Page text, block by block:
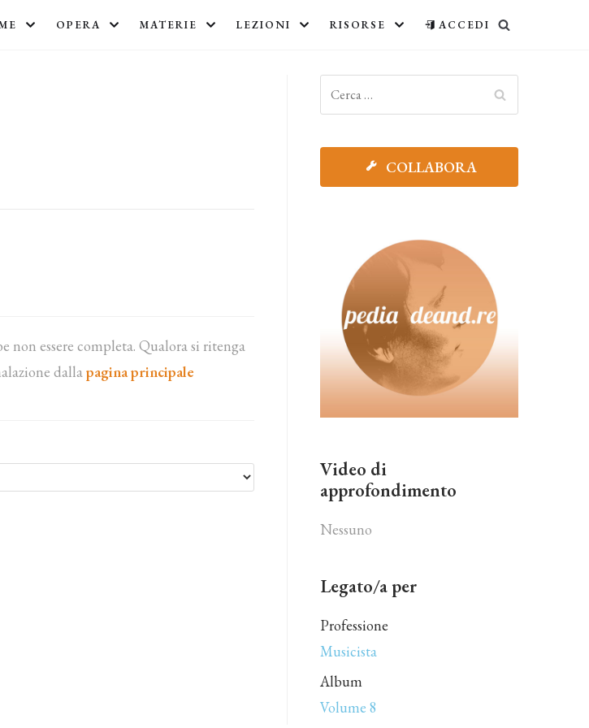
OPERA MATERIE LEZIONI RISORSE ACCEDI
non essere completa. Qualora si ritenga
dallapagina principale
COLLABORA
Video di
approfondimento
Nessuno
Legato/a per
Professione
Musicista
Album
Volume 8